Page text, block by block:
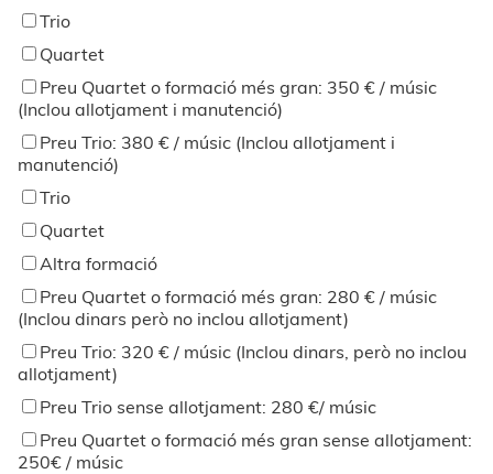
Trio
Quartet
Preu Quartet o formació més gran: 350 € / músic
(Inclou allotjament i manutenció)
Preu Trio: 380 € / músic (Inclou allotjament i
manutenció)
Trio
Quartet
Altra formació
Preu Quartet o formació més gran: 280 € / músic
(Inclou dinars però no inclou allotjament)
Preu Trio: 320 € / músic (Inclou dinars, però no inclou
allotjament)
Preu Trio sense allotjament: 280 €/ músic
Preu Quartet o formació més gran sense allotjament:
250€ / músic